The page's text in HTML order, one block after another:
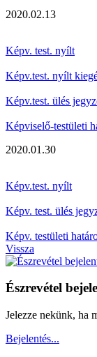
2020.02.13
Képv. test. nyílt
Képv.test. nyílt
Képv.test. ülés
Képviselő-testületi
2020.01.30
Képv.test. nyílt
Képv. test. ülés
Képv. testületi
Vissza
Észrevétel
Jelezze nekünk, ha
Bejelentés...